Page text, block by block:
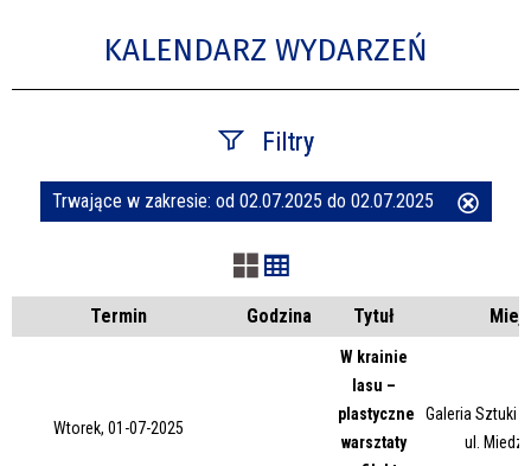
KALENDARZ WYDARZEŃ
Filtry
Szukana fraza
Kategoria
Trwające w zakresie: od 02.07.2025 do 02.07.2025
Termin Godzina Tytuł
Wtorek, 01-07-2025
W krainie
lasu –
plastyczne
warsztaty
Galeria Sztuki
ul.